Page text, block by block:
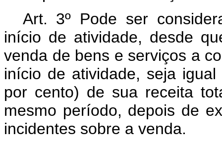
Art. 3º Pode ser
início de atividade, desde
venda de bens e serviços a
início de atividade, seja
por cento) de sua receita
mesmo período, depois de
incidentes sobre a venda.